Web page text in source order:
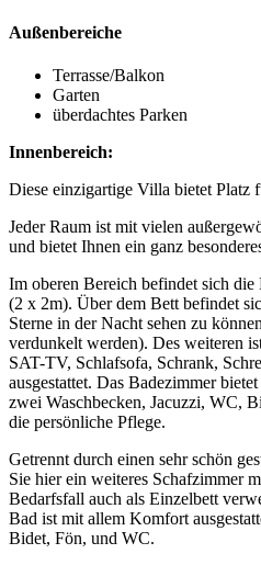
Außenbereiche
Terrasse/Balkon
Garten
überdachtes Parken
Innenbereich:
Diese einzigartige Villa bietet Platz
Jeder Raum ist mit vielen
und bietet Ihnen ein ganz
Im oberen Bereich befindet sich
(2 x 2m). Über dem Bett befindet
Sterne in der Nacht sehen zu
verdunkelt werden). Des weiteren
SAT-TV, Schlafsofa, Schrank,
ausgestattet. Das Badezimmer
zwei Waschbecken, Jacuzzi, WC,
die persönliche Pflege.
Getrennt durch einen sehr schön
Sie hier ein weiteres Schafzimmer
Bedarfsfall auch als Einzelbett
Bad ist mit allem Komfort
Bidet, Fön, und WC.